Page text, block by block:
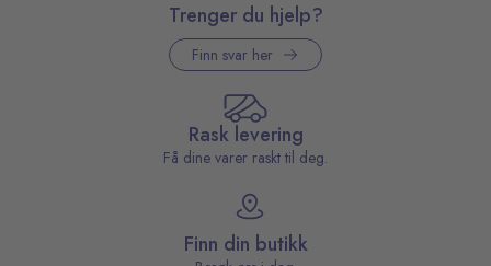
Trenger du hjelp?
Finn svar her
Rask levering
Få dine varer raskt til deg.
Finn din butikk